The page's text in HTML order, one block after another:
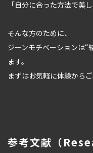
「自分に合った方法で美
そんな方のために、
ジーンモチベーションは“
ます。
まずはお気軽に体験からご
参考文献（